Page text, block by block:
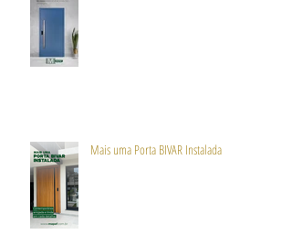
Mais uma Porta BIVAR Instalada